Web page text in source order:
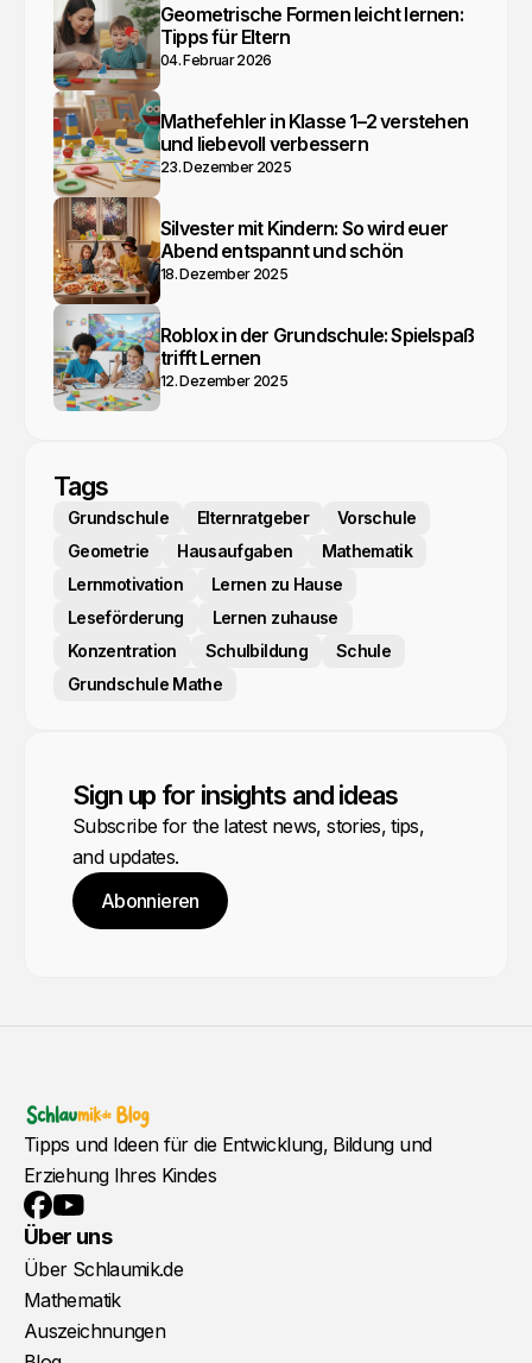
Geometrische Formen leicht lernen:
Tipps für Eltern
04. Februar 2026
Mathefehler in Klasse 1–2 verstehen
und liebevoll verbessern
23. Dezember 2025
Silvester mit Kindern: So wird euer
Abend entspannt und schön
18. Dezember 2025
Roblox in der Grundschule: Spielspaß
trifft Lernen
12. Dezember 2025
Tags
Grundschule Elternratgeber
Vorschule
Geometrie
Hausaufgaben
Mathematik
Lernmotivation
Lernen zu Hause
Leseförderung
Lernen zuhause
Konzentration
Schulbildung
Schule
Grundschule Mathe
Sign up for insights and ideas
Subscribe for the latest news, stories, tips,
and updates.
Abonnieren
Tipps und Ideen für die Entwicklung, Bildung und
Erziehung Ihres Kindes
Facebook
YouTube
Über uns
Über Schlaumik.de
Mathematik
Auszeichnungen